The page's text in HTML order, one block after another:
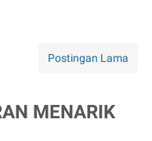
Postingan Lama
MENARIK